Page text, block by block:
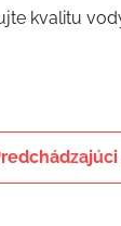
kvalitu